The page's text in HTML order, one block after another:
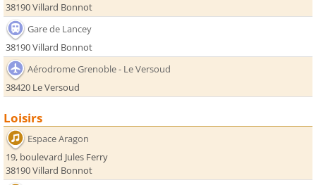
38190 Villard Bonnot
Gare de Lancey
38190 Villard Bonnot
Aérodrome Grenoble - Le Versoud
38420 Le Versoud
Loisirs
Espace Aragon
19, boulevard Jules Ferry
38190 Villard Bonnot